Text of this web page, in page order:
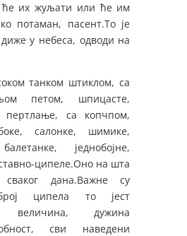
ће их жуљати или ће им
потаман, пасент.То је
у небеса, одводи на
танком штиклом, са
петом, шпицасте,
са копчпом,
салонке, шимике,
једнобојне,
ципеле.Оно на шта
дана.Важне су
ципела то јест
величина, дужина
сви наведени